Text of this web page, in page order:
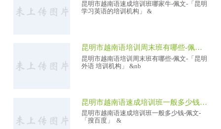
昆明市越南语速成培训班哪家牛-佩文-「昆明
学习英语的培训机构」 &
昆明市越南语培训周末班有哪些-佩文-「昆明外语 培训机构」
昆明市越南语培训周末班有哪些-佩文-「昆明
外语 培训机构」 &nb
昆明市越南语速成培训班一般多少钱-佩文-「搜百度」
昆明市越南语速成培训班一般多少钱-佩文-
「搜百度」 &